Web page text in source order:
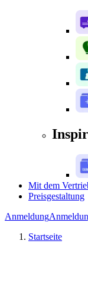
Mit dem
Preisgestaltung
Anmeldung
Startseite